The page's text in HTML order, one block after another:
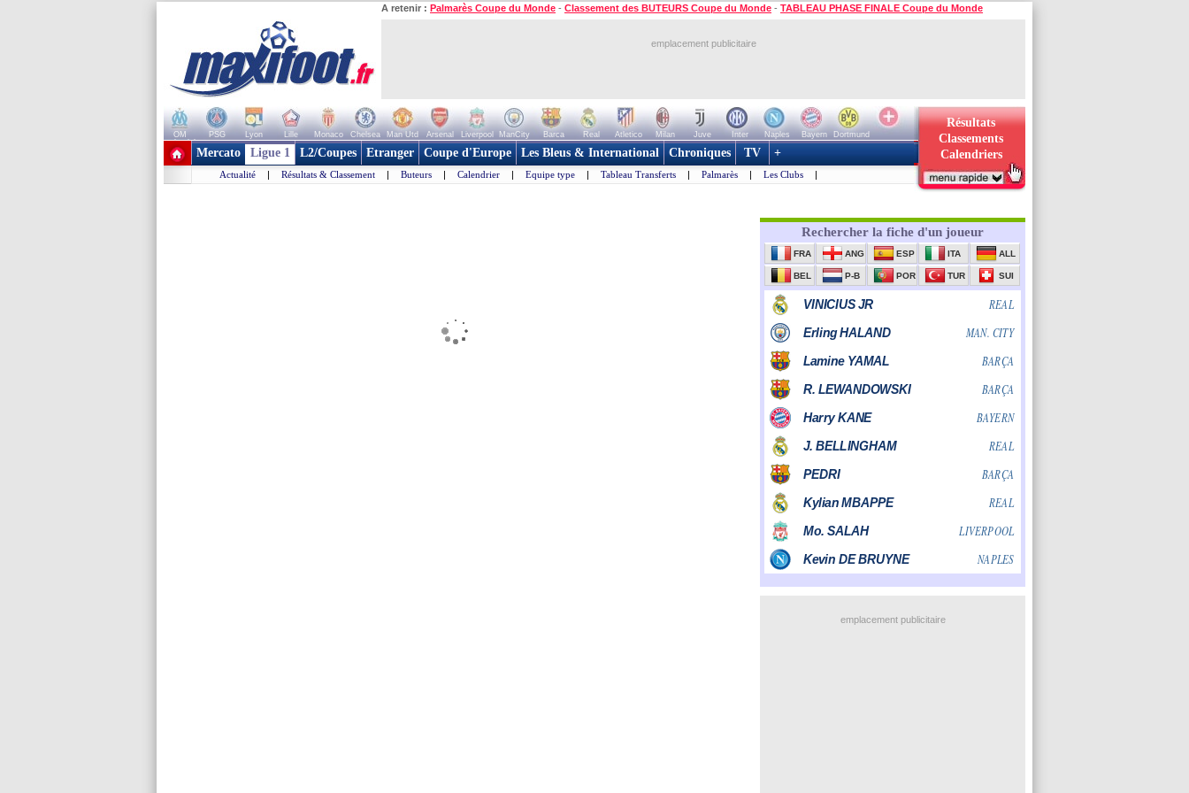
A retenir : Palmarès Coupe du Monde - Classement des BUTEURS Coupe du Monde - TABLEAU PHASE FINALE Coupe du Monde
emplacement publicitaire
OM PSG Lyon Lille Monaco Chelsea Man Utd Arsenal Liverpool ManCity Barca Real Atletico Milan Juve Inter Naples Bayern
Dortmund
+ de clubs
Résultats
Classements
Calendriers
Mercato Ligue 1 L2/Coupes Etranger Coupe d'Europe Les Bleus & International Chroniques TV +
Actualité | Résultats & Classement | Buteurs | Calendrier | Equipe type | Tableau Transferts | Palmarès | Les Clubs |
emplacement publicitaire